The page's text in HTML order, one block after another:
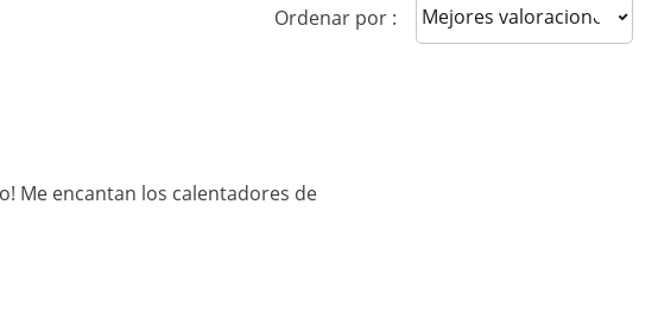
Ordenar por : Sort reviews
Me encantan los calentadores de